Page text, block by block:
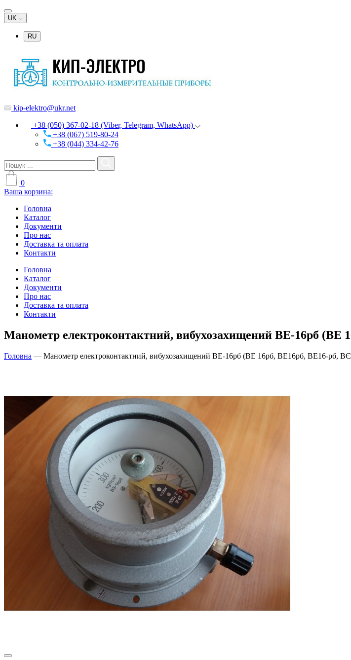
UK
RU
kip-elektro@ukr.net
+38 (050) 367-02-18 (Viber, Telegram, WhatsApp)
+38 (067) 519-80-24
+38 (044) 334-42-76
0
Ваша корзина:
Головна
Каталог
Документи
Про нас
Доставка та оплата
Контакти
Головна
Каталог
Документи
Про нас
Доставка та оплата
Контакти
Манометр електроконтактний, вибухозахищений ВЕ-16рб (ВЕ
Головна — Манометр електроконтактний, вибухозахищений ВЕ-16рб (ВЕ 16рб, ВЕ16рб, ВЕ16-рб,